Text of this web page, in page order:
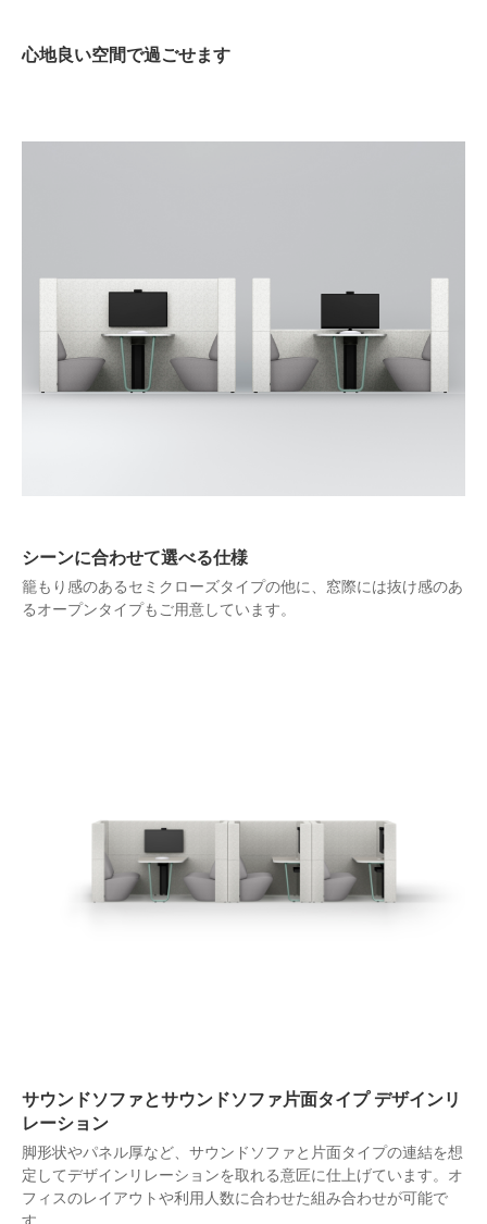
心地良い空間で過ごせます
シーンに合わせて選べる仕様
籠もり感のあるセミクローズタイプの他に、窓際には抜け感のあ
るオープンタイプもご用意しています。
サウンドソファとサウンドソファ片面タイプ デザインリ
レーション
脚形状やパネル厚など、サウンドソファと片面タイプの連結を想
定してデザインリレーションを取れる意匠に仕上げています。オ
フィスのレイアウトや利用人数に合わせた組み合わせが可能で